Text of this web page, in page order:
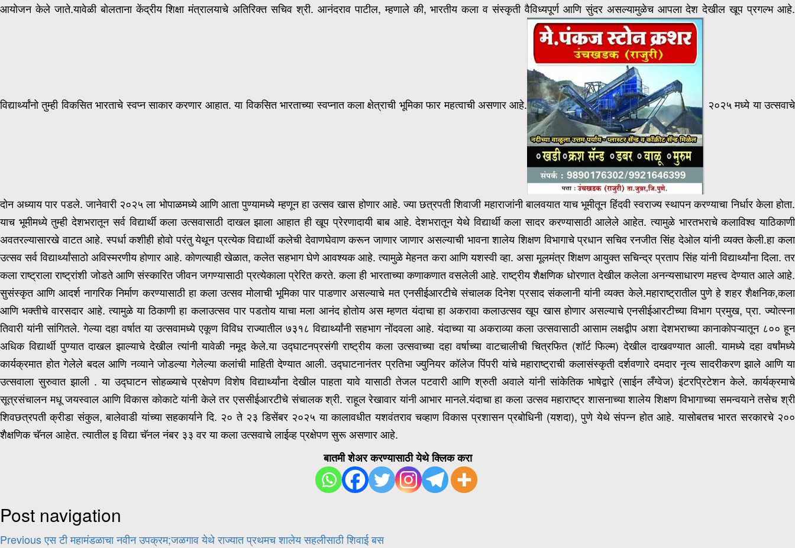
आयोजन केले जाते.यावेळी बोलताना केंद्रीय शिक्षा मंत्रालयाचे अतिरिक्त सचिव श्री. आनंदराव पाटील, म्हणाले की, भारतीय कला व संस्कृती वैविध्यपूर्ण आणि सुंदर असल्यामुळेच आपला देश देखील खूप प्रगल्भ आहे.
विद्यार्थ्यांनो तुम्ही विकसित भारताचे स्वप्न साकार करणार आहात. या विकसित भारताच्या स्वप्नात कला क्षेत्राची भूमिका फार महत्वाची असणार आहे. २०२५ मध्ये या उत्सवाचे
दोन अध्याय पार पडले. जानेवारी २०२५ ला भोपाळमध्ये आणि आता पुण्यामध्ये म्हणून हा उत्सव खास होणार आहे. ज्या छत्रपती शिवाजी महाराजांनी बालवयात याच भूमीतून हिंदवी स्वराज्य स्थापन करण्याचा निर्धार केला होता.
याच भूमीमध्ये तुम्ही देशभरातून सर्व विद्यार्थी कला उत्सवासाठी दाखल झाला आहात ही खूप प्रेरणादायी बाब आहे. देशभरातून येथे विद्यार्थी कला सादर करण्यासाठी आलेले आहेत. त्यामुळे भारतभराचे कलाविश्व याठिकाणी
अवतरल्यासारखे वाटत आहे. स्पर्धा कशीही होवो परंतु येथून प्रत्येक विद्यार्थी कलेची देवाणघेवाण करून जाणार जाणार असल्याची भावना शालेय शिक्षण विभागाचे प्रधान सचिव रनजीत सिंह देओल यांनी व्यक्त केली.हा कला
उत्सव सर्व विद्यार्थ्यांसाठो अविस्मरणीय होणार आहे. कोणत्याही खेळात, कलेत सहभाग घेणे आवश्यक आहे. त्यामुळे मेहनत करा आणि यशस्वी व्हा. असा मूलमंत्र शिक्षण आयुक्त सचिन्द्र प्रताप सिंह यांनी विद्यार्थ्यांना दिला. तर
कला राष्ट्राला राष्ट्रांशी जोडते आणि संस्कारित जीवन जगण्यासाठी प्रत्येकाला प्रेरित करते.कला ही भारताच्या कणाकणात वसलेली आहे. राष्ट्रीय शैक्षणिक धोरणात देखील कलेला अनन्यसाधारण महत्त्व देण्यात आले आहे.
सुसंस्कृत आणि आदर्श नागरिक निर्माण करण्यासाठी हा कला उत्सव मोलाची भूमिका पार पाडणार असल्याचे मत एनसीईआरटीचे संचालक दिनेश प्रसाद संकलानी यांनी व्यक्त केले.महाराष्ट्रातील पुणे हे शहर शैक्षनिक,कला
आणि भक्तीचे वारसदार आहे. त्यामुळे या ठिकाणी हा कलाउत्सव पार पडतोय याचा मला आनंद होतोय अस म्हणत यंदाचा हा अकरावा कलाउत्सव खूप खास होणार असल्याचे एनसीईआरटीच्या विभाग प्रमुख, प्रा. ज्योत्स्ना
तिवारी यांनी सांगितले.गेल्या दहा वर्षात या उत्सवामध्ये एकूण विविध राज्यातील ७३१८ विद्यार्थ्यांनी सहभाग नोंदवला आहे. यंदाच्या या अकराव्या कला उत्सवासाठी आसाम लक्षद्वीप अशा देशभराच्या कानाकोपऱ्यातून ८०० हून
अधिक विद्यार्थी पुण्यात दाखल झाल्याचे देखील त्यांनी यावेळी नमूद केले.या उद्घाटनप्रसंगी राष्ट्रीय कला उत्सवाच्या दहा वर्षाच्या वाटचालीची चित्रफित (शॉर्ट फिल्म) देखील दाखवण्यात आली. यामध्ये दहा वर्षांमध्ये
कार्यक्रमात होत गेलेले बदल आणि नव्याने जोडल्या गेलेल्या कलांची माहिती देण्यात आली. उद्घाटनानंतर प्रतिभा ज्युनियर कॉलेज पिंपरी यांचे महाराष्ट्राची कलासंस्कृती दर्शवणारे दमदार नृत्यसादरीकरण झाले आणि या
उत्सवाला सुरुवात झाली . या उद्घाटन सोहळ्याचे प्रक्षेपण विशेष विद्यार्थ्यांना देखील पाहता यावे यासाठी तेजल पटवारी आणि श्रुती अवाले यांनी सांकेतिक भाषेद्वारे (साईन लँग्वेज) इंटरप्रिटेशन केले. कार्यक्रमाचे
सूत्रसंचालन मधू जयस्वाल आणि विकास कोकाटे यांनी केले तर एससीईआरटीचे संचालक श्री. राहूल रेखावार यांनी आभार मानले.यंदाचा हा कला उत्सव महाराष्ट्र शासनाच्या शालेय शिक्षण विभागाच्या समन्वयाने तसेच श्री
शिवछत्रपती क्रीडा संकुल, बालेवाडी यांच्या सहकार्याने दि. २० ते २३ डिसेंबर २०२५ या कालावधीत यशवंतराव चव्हाण विकास प्रशासन प्रबोधिनी (यशदा), पुणे येथे संपन्न होत आहे.यासोबतच भारत सरकारचे २००
शैक्षणिक चॅनल आहेत. त्यातील इ विद्या चॅनल नंबर ३३ वर या कला उत्सवाचे लाईव्ह प्रक्षेपण सुरू असणार आहे.
बातमी शेअर करण्यासाठी येथे क्लिक करा
Post navigation
Previousएस टी महामंडळाचा नवीन उपक्रम;जळगाव येथे राज्यात प्रथमच शालेय सहलीसाठी शिवाई बस